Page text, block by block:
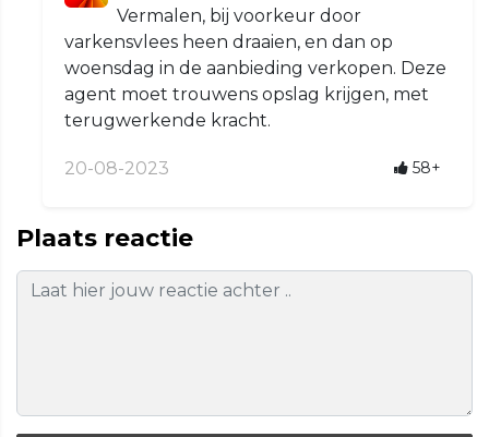
Vermalen, bij voorkeur door
varkensvlees heen draaien, en dan op
woensdag in de aanbieding verkopen. Deze
agent moet trouwens opslag krijgen, met
terugwerkende kracht.
20-08-2023 58+
Plaats reactie